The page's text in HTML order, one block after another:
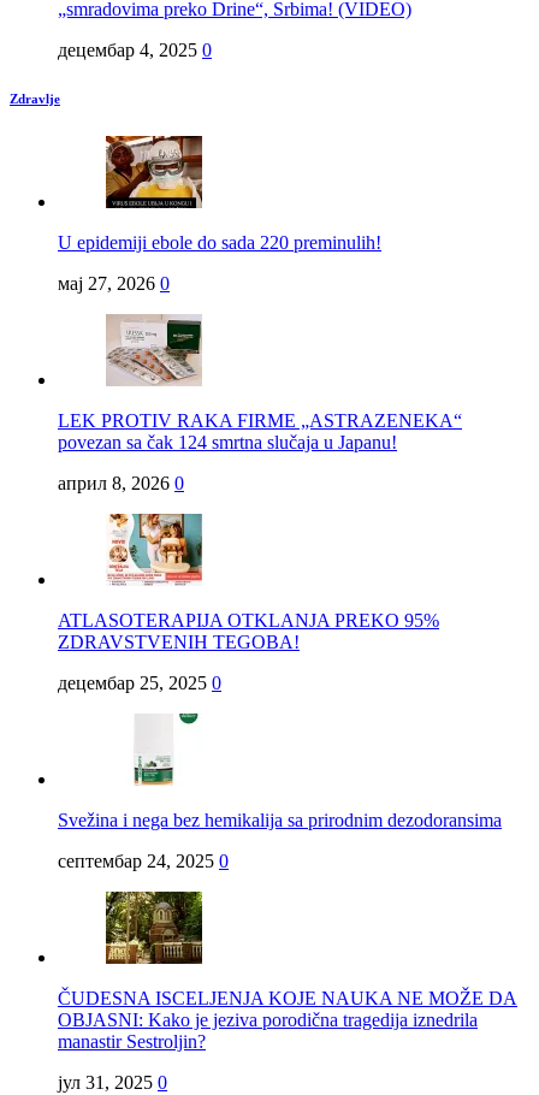
„smradovima preko Drine“, Srbima! (VIDEO)
децембар 4, 2025 0
Zdravlje
U epidemiji ebole do sada 220 preminulih!
мај 27, 2026 0
LEK PROTIV RAKA FIRME „ASTRAZENEKA“
povezan sa čak 124 smrtna slučaja u Japanu!
април 8, 2026 0
ATLASOTERAPIJA OTKLANJA PREKO 95%
ZDRAVSTVENIH TEGOBA!
децембар 25, 2025 0
Svežina i nega bez hemikalija sa prirodnim dezodoransima
септембар 24, 2025 0
ČUDESNA ISCELJENJA KOJE NAUKA NE MOŽE DA
OBJASNI: Kako je jeziva porodična tragedija iznedrila
manastir Sestroljin?
јул 31, 2025 0